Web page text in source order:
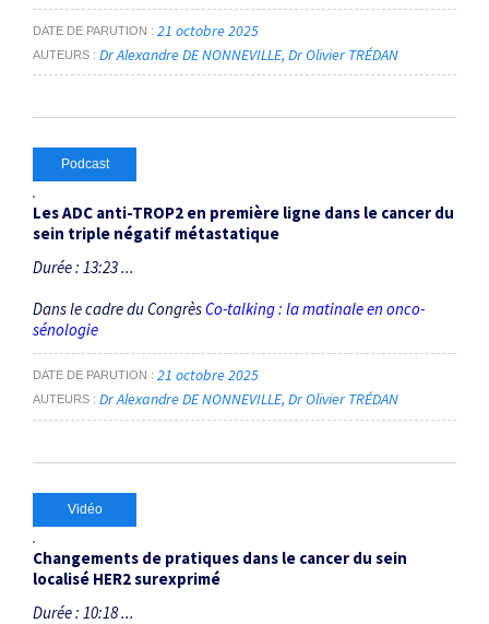
DATE DE PARUTION 21 octobre 2025
AUTEURS Dr Alexandre DE NONNEVILLE Dr Olivier TRÉDAN
Podcast
Les ADC anti-TROP2 en première ligne dans le cancer du
sein triple négatif métastatique
Durée : 13:23 ...
Dans le cadre du CongrèsCo-talking : la matinale en onco-
sénologie
DATE DE PARUTION 21 octobre 2025
AUTEURS Dr Alexandre DE NONNEVILLE Dr Olivier TRÉDAN
Vidéo
Changements de pratiques dans le cancer du sein
localisé HER2 surexprimé
Durée : 10:18 ...